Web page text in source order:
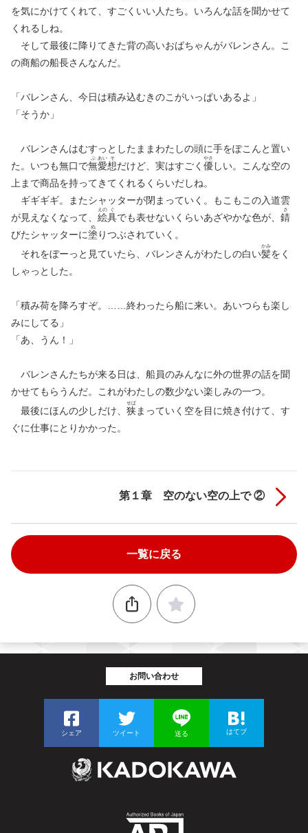
を気にかけてくれて、すごくいい人たち。いろんな話を聞かせて
くれるしね。
そして最後に降りてきた背の高いおばちゃんがバレンさん。こ
の商船の船長さんなんだ。
「バレンさん、今日は積み込むきのこがいっぱいあるよ」
「そうか」
バレンさんはむすっとしたままわたしの頭に手をぽこんと置い
た。いつも無口で無
ぶ
愛
あい
想
そ
だけど、実はすごく 優
やさ
しい。こんな空の
上まで商品を持ってきてくれるくらいだしね。
ギギギギ。またシャッターが閉まっていく。もこもこの入道雲
が見えなくなって、 絵
えの
具
ぐ
でも表せないくらいあざやかな色が、 錆
さ
びたシャッターに塗
ぬ
りつぶされていく。
それをぼーっと見ていたら、バレンさんがわたしの白い髪
かみ
をく
しゃっとした。
「積み荷を降ろすぞ。……終わったら船に来い。あいつらも楽し
みにしてる」
「あ、うん！」
バレンさんたちが来る日は、船員のみんなに外の世界の話を聞
かせてもらうんだ。これがわたしの数少ない楽しみの一つ。
最後にほんの少しだけ、 狭
せば
まっていく空を目に焼き付けて、す
ぐに仕事にとりかかった。
第１章 空のない空の上で ②
一覧に戻る
お問い合わせ
シェア ツイート 送る はてブ